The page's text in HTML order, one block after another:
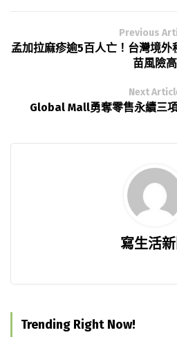
Previous
孟加拉麻疹逾5百人亡！台灣境
苗風險高
Next
Global Mall勇奪零售永續三
寫生活新
Trending Right Now!